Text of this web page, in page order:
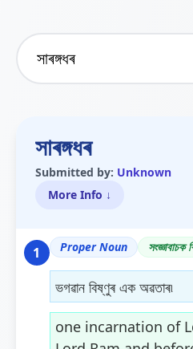
সাৰঙ্গধৰ
Submitted by: Unknown
More Info ↓
1 Proper Noun সংজ্ঞাবাচক
ভগৱান বিষ্ণুৰ এক অৱতাৰ৷
one incarnation of